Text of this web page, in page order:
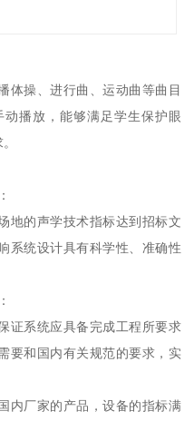
体操、进行曲、运动曲等曲目
播放，能够满足学生保护眼
地的声学技术指标达到招标文
系统设计具有科学性、准确性
证系统应具备完成工程所要求
要和国内有关规范的要求，实
内厂家的产品，设备的指标满